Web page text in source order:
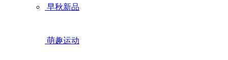
早秋新品
萌趣运动